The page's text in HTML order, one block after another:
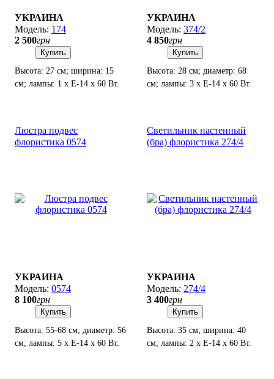
УКРАИНА
174
2 500грн
Купить
Высота: 27 см; ширина: 15
см; лампы: 1 х Е-14 х 60 Вт.
УКРАИНА
374/2
4 850грн
Купить
Высота: 28 см; диаметр: 68
см; лампы: 3 х Е-14 х 60 Вт.
Люстра подвес
флористика 0574
УКРАИНА
0574
8 100грн
Купить
Высота: 55-68 см; диаметр: 56
см; лампы: 5 х Е-14 х 60 Вт.
Светильник настенный
(бра) флористика 274/4
УКРАИНА
274/4
3 400грн
Купить
Высота: 35 см; ширина: 40
см; лампы: 2 х Е-14 х 60 Вт.